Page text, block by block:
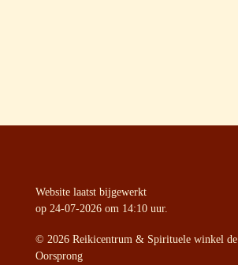
Website laatst bijgewerkt
op 24-07-2026 om 14:10 uur.
© 2026 Reikicentrum & Spirituele winkel de
Oorsprong